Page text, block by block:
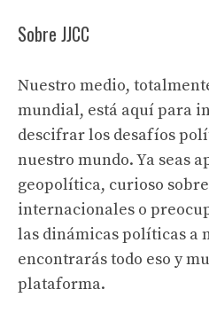
Sobre JJCC
Nuestro medio,
mundial, está aquí para
descifrar los desafíos
nuestro mundo. Ya seas
geopolítica, curioso
internacionales o
las dinámicas políticas a
encontrarás todo eso y
plataforma.